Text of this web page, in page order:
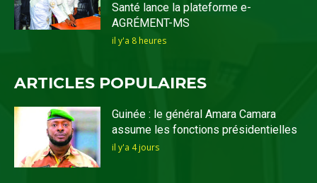
Santé lance la plateforme e-
AGRÉMENT-MS
il y'a 8 heures
ARTICLES POPULAIRES
Guinée : le général Amara Camara
assume les fonctions présidentielles
il y'a 4 jours